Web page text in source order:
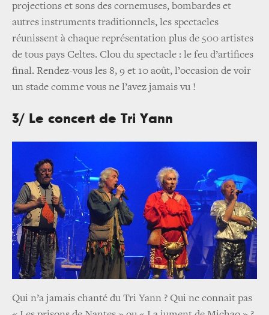
projections et sons des cornemuses, bombardes et
autres instruments traditionnels, les spectacles
réunissent à chaque représentation plus de 500 artistes
de tous pays Celtes. Clou du spectacle : le feu d’artifices
final. Rendez-vous les 8, 9 et 10 août, l’occasion de voir
un stade comme vous ne l’avez jamais vu !
3/ Le concert de Tri Yann
Qui n’a jamais chanté du Tri Yann ? Qui ne connait pas